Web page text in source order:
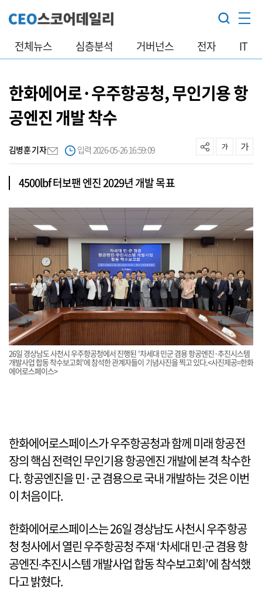
전체뉴스 심층분석 거버넌스 전자 IT
한화에어로·우주항공청, 무인기용 항
공엔진 개발 착수
김병훈 기자 입력 2026-05-26 16:59:09
4500lbf 터보팬 엔진 2029년 개발 목표
26일 경상남도 사천시 우주항공청에서 진행된 '차세대 민군 겸용 항공엔진·추진시스템
개발사업 합동 착수보고회'에 참석한 관계자들이 기념사진을 찍고 있다.<사진제공=한화
에어로스페이스>
한화에어로스페이스가 우주항공청과 함께 미래 항공전
장의 핵심 전력인 무인기용 항공엔진 개발에 본격 착수한
다. 항공엔진을 민·군 겸용으로 국내 개발하는 것은 이번
이 처음이다.
한화에어로스페이스는 26일 경상남도 사천시 우주항공
청 청사에서 열린 우주항공청 주재 ‘차세대 민∙군 겸용 항
공엔진∙추진시스템 개발사업 합동 착수보고회’에 참석했
다고 밝혔다.